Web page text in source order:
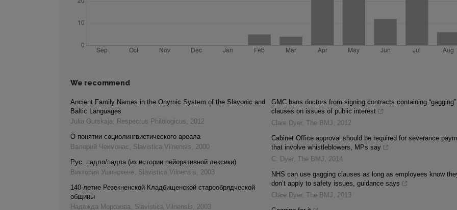
We recommend
Ancient Family Names in the Onymic System of the Slavonic and
Baltic Languages
Julia Gurskaja, Respectus Philologicus, 2012
О понятии социолингвистического ареала
Валерий Чекмонас, Slavistica Vilnensis, 2000
Рус. падло/падла (из истории пейоративной лексики)
Виктория Ушинскене, Slavistica Vilnensis, 2003
140-летие Резекненской Кладбищенской cтaрообрядческой
общины
Надежда Морозова, Slavistica Vilnensis, 2003
GMC bans doctors from signing contracts containing “gagging”
clauses on issues of public interest
Clare Dyer, The BMJ , 2012
Cabinet Office approval should be required for severance
that involve whistleblowers, MPs say
C. Dyer, The BMJ , 2014
NHS can use gagging clauses as long as employees know
don’t apply to safety issues, guidance says
Clare Dyer, The BMJ , 2013